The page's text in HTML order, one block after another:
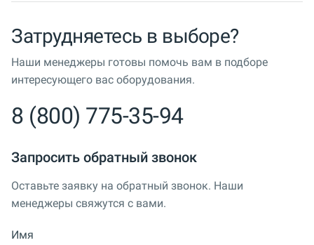
Затрудняетесь в выборе?
Наши менеджеры готовы помочь вам в подборе
интересующего вас оборудования.
8 (800) 775-35-94
Запросить обратный звонок
Оставьте заявку на обратный звонок. Наши
менеджеры свяжутся с вами.
Имя